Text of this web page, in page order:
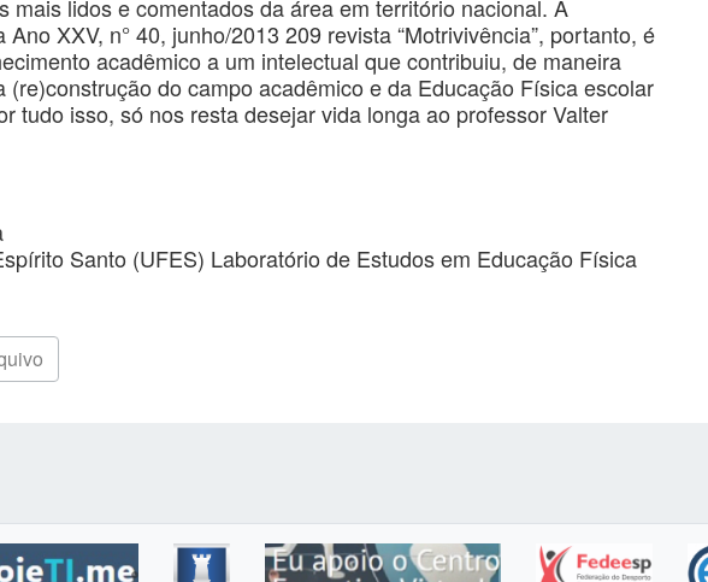
mais lidos e comentados da área em território nacional. A
XXV, n° 40, junho/2013 209 revista “Motrivivência”, portanto, é
acadêmico a um intelectual que contribuiu, de maneira
(re)construção do campo acadêmico e da Educação Física escolar
tudo isso, só nos resta desejar vida longa ao professor Valter
Santo (UFES) Laboratório de Estudos em Educação Física